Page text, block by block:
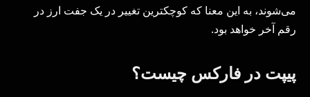
می‌شوند، به این معنا که کوچکترین تغییر در یک جفت ارز در
رقم آخر خواهد بود.
پیپت در فارکس چیست؟